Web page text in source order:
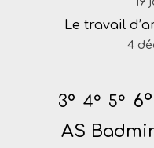
Le travail
4
3° 4° 5° 6°
AS